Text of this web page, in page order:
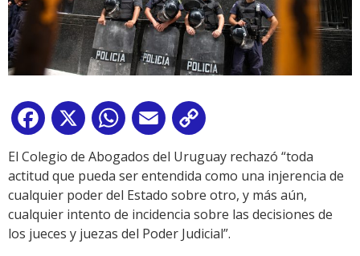
Facebook
X WhatsApp
Email
Link
El Colegio de Abogados del Uruguay rechazó “toda
actitud que pueda ser entendida como una injerencia de
cualquier poder del Estado sobre otro, y más aún,
cualquier intento de incidencia sobre las decisiones de
los jueces y juezas del Poder Judicial”.